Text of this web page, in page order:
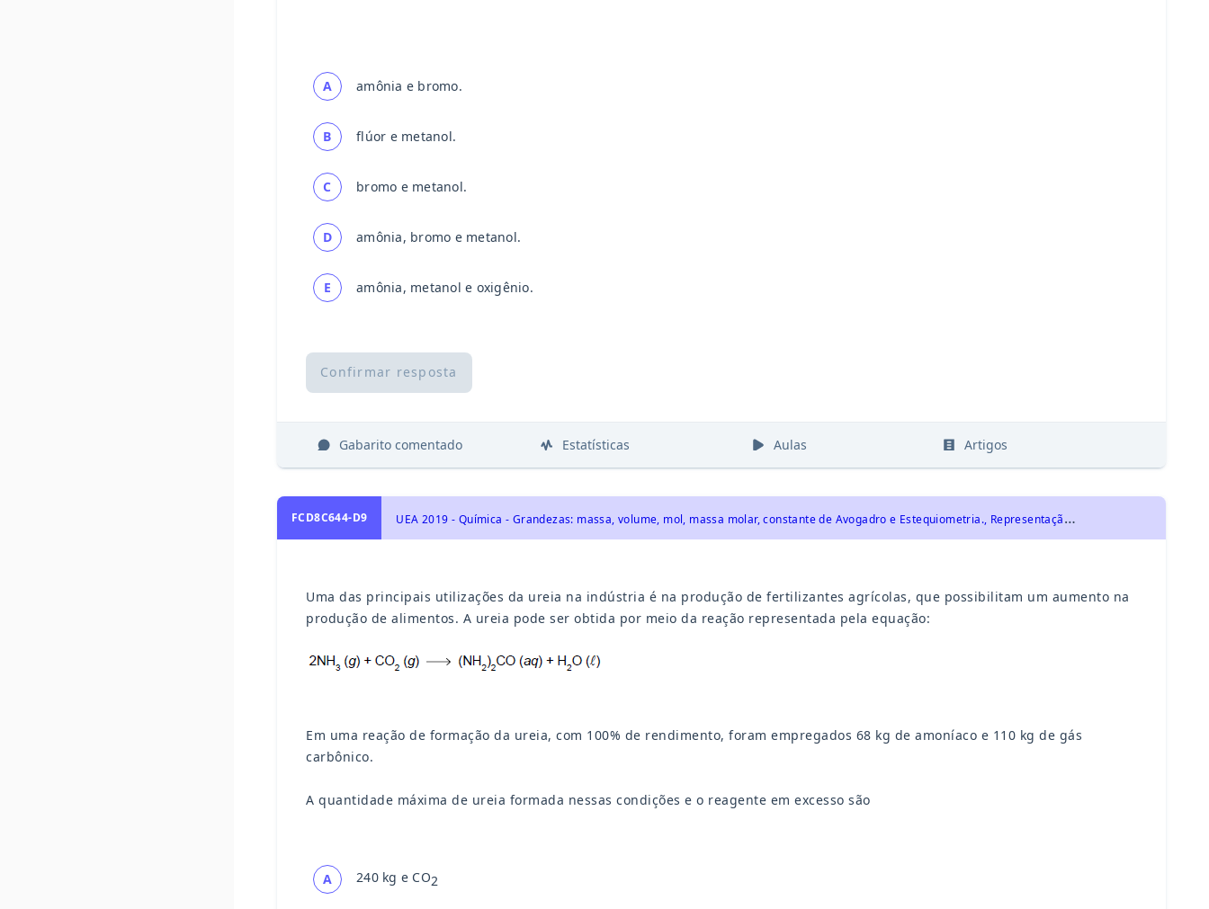
A amônia e bromo.
B flúor e metanol.
C bromo e metanol.
D amônia, bromo e metanol.
E amônia, metanol e oxigênio.
Confirmar resposta
Gabarito comentado Estatísticas Aulas Artigos
FCD8C644-D9 U
EA 2019 - Química - Grandezas: massa, volume, mol, massa molar, constante de Avogadro e Estequiometria., Representação das transformações químicas
Uma das principais utilizações da ureia na indústria é na produção de fertilizantes agrícolas, que possibilitam um aumento na
produção de alimentos. A ureia pode ser obtida por meio da reação representada pela equação:
Em uma reação de formação da ureia, com 100% de rendimento, foram empregados 68 kg de amoníaco e 110 kg de gás
carbônico.
A quantidade máxima de ureia formada nessas condições e o reagente em excesso são
A 240 kg e CO2